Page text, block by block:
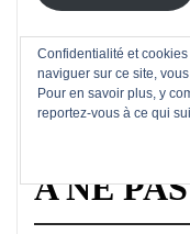
Mes Tweets
A NE
Confidentialité et
naviguer sur ce site,
Pour en savoir plus, y
reportez-vous à ce qui